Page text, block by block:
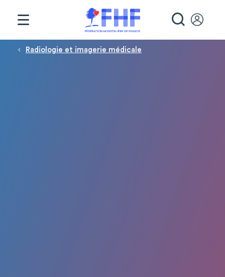
Fil d'Ariane
Radiologie et imagerie médicale
Panneau de gestion des cookies